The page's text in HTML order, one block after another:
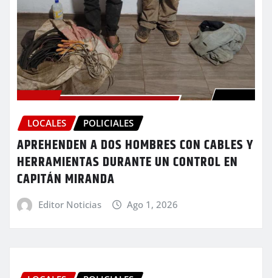
LOCALES POLICIALES
APREHENDEN A DOS HOMBRES CON CABLES Y
HERRAMIENTAS DURANTE UN CONTROL EN
CAPITÁN MIRANDA
Editor Noticias Ago 1, 2026